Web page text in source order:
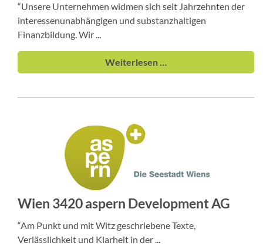
“Unsere Unternehmen widmen sich seit Jahrzehnten der
interessenunabhängigen und substanzhaltigen
Finanzbildung. Wir ...
Weiterlesen …
Wien 3420 aspern Development AG
“Am Punkt und mit Witz geschriebene Texte,
Verlässlichkeit und Klarheit in der ...